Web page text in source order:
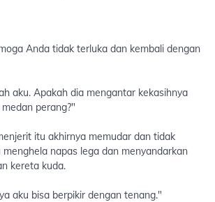
Anda tidak terluka dan kembali dengan
aku. Apakah dia mengantar kekasihnya
perang?"
itu akhirnya memudar dan tidak
napas lega dan menyandarkan
kereta kuda.
aku bisa berpikir dengan tenang."